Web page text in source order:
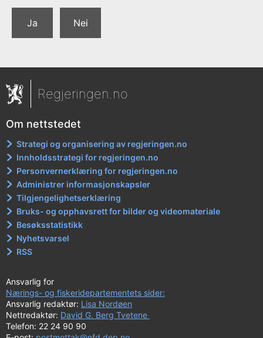
Ja Nei
Regjeringen.no
Om nettstedet
Strategi og organisering av regjeringen.no
Innholdsstrategi for regjeringen.no
Personvernerklæring for regjeringen.no
Administrer informasjonskapsler
Tilgjengelighetserklæring
Bruks- og opphavsrett for bilder og videomateriale
Besøksstatistikk
Nyhetsvarsel
RSS
Ansvarlig for
Nærings- og fiskeridepartementets sider:
Ansvarlig redaktør: Lisa Nordøen
Nettredaktør: David G. Berg Tvetene
Telefon: 22 24 90 90